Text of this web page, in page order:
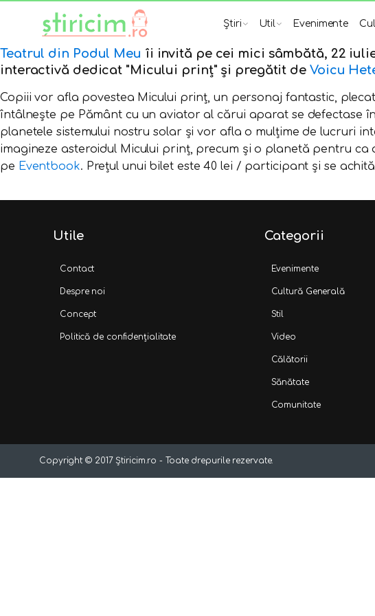
Știri Util Evenimente
Teatrul din Podul Meu îi invită pe cei mici sâmbătă, 22
interactivă dedicat "Micului prinț" și pregătit de Voicu
Copiii vor afla povestea Micului prinț, un personaj fantastic,
întâlnește pe Pământ cu un aviator al cărui aparat se defectase
planetele sistemului nostru solar și vor afla o mulțime de lucruri
imagineze asteroidul Micului prinț, precum și o planetă pentru
pe Eventbook. Prețul unui bilet este 40 lei / participant și se
Utile
Contact
Despre noi
Concept
Politică de confidențialitate
Categorii
Evenimente
Cultură Generală
Stil
Video
Călătorii
Sănătate
Comunitate
Copyright © 2017 Știricim.ro - Toate drepurile rezervate.